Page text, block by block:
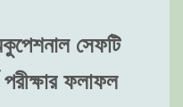
সেফটি
ফলাফল